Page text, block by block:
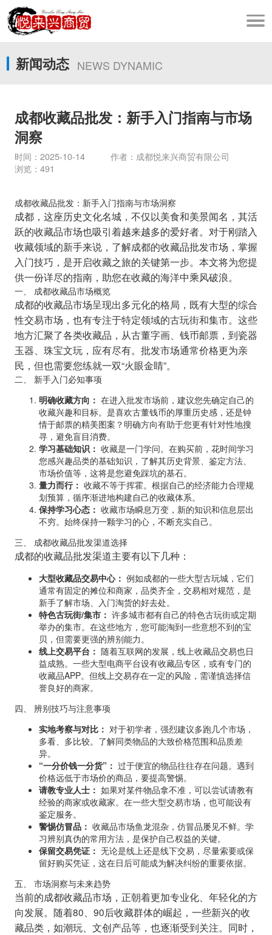
新闻动态 NEWS DYNAMIC
成都收藏品批发：新手入门指南与市场
洞察
时间：2025-10-14 作者：成都悦来兴商贸有限公司
浏览：491
成都收藏品批发：新手入门指南与市场洞察
成都，这座历史文化名城，不仅以美食和美景闻名，其活
跃的收藏品市场也吸引着越来越多的爱好者。对于刚踏入
收藏领域的新手来说，了解成都的收藏品批发市场，掌握
入门技巧，是开启收藏之旅的关键第一步。本文将为您提
供一份详尽的指南，助您在收藏的海洋中乘风破浪。
一、 成都收藏品市场概览
成都的收藏品市场呈现出多元化的格局，既有大型的综合
性交易市场，也有专注于特定领域的古玩街和集市。这些
地方汇聚了各类收藏品，从古董字画、钱币邮票，到瓷器
玉器、珠宝文玩，应有尽有。批发市场通常价格更为亲
民，但也需要您练就一双“火眼金睛”。
二、 新手入门必知事项
明确收藏方向： 在进入批发市场前，建议您先确定自己的
收藏兴趣和目标。是喜欢古董钱币的厚重历史感，还是钟
情于邮票的精美图案？明确方向有助于您更有针对性地搜
寻，避免盲目消费。
学习基础知识： 收藏是一门学问。在购买前，花时间学习
您感兴趣品类的基础知识，了解其历史背景、鉴定方法、
市场价值等，这将是您避免踩坑的基石。
量力而行： 收藏不等于挥霍。根据自己的经济能力合理规
划预算，循序渐进地构建自己的收藏体系。
保持学习心态： 收藏市场瞬息万变，新的知识和信息层出
不穷。始终保持一颗学习的心，不断充实自己。
三、 成都收藏品批发渠道选择
成都的收藏品批发渠道主要有以下几种：
大型收藏品交易中心： 例如成都的一些大型古玩城，它们
通常有固定的摊位和商家，品类齐全，交易相对规范，是
新手了解市场、入门淘货的好去处。
特色古玩街/集市： 许多城市都有自己的特色古玩街或定期
举办的集市。在这些地方，您可能淘到一些意想不到的宝
贝，但需要更强的辨别能力。
线上交易平台： 随着互联网的发展，线上收藏品交易也日
益成熟。一些大型电商平台设有收藏品专区，或有专门的
收藏品APP。但线上交易存在一定的风险，需谨慎选择信
誉良好的商家。
四、 辨别技巧与注意事项
实地考察与对比： 对于初学者，强烈建议多跑几个市场，
多看、多比较。了解同类物品的大致价格范围和品质差
异。
“一分价钱一分货”： 过于便宜的物品往往存在问题。遇到
价格远低于市场价的商品，要提高警惕。
请教专业人士： 如果对某件物品拿不准，可以尝试请教有
经验的商家或收藏家。在一些大型交易市场，也可能设有
鉴定服务。
警惕仿冒品： 收藏品市场鱼龙混杂，仿冒品屡见不鲜。学
习辨别真伪的常用方法，是保护自己权益的关键。
保留交易凭证： 无论是线上还是线下交易，尽量索要或保
留好购买凭证，这在日后可能成为解决纠纷的重要依据。
五、 市场洞察与未来趋势
当前的成都收藏品市场，正朝着更加专业化、年轻化的方
向发展。随着80、90后收藏群体的崛起，一些新兴的收
藏品类，如潮玩、文创产品等，也逐渐受到关注。同时，